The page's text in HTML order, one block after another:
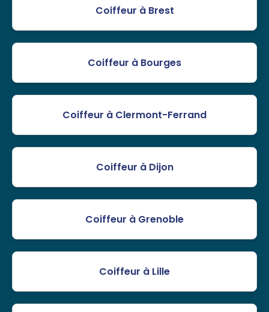
Coiffeur à Brest
Coiffeur à Bourges
Coiffeur à Clermont-Ferrand
Coiffeur à Dijon
Coiffeur à Grenoble
Coiffeur à Lille